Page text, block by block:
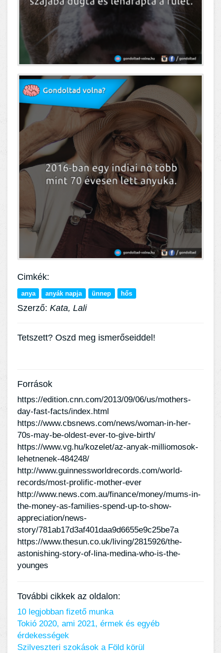
Cimkék:
anya anyák napja ünnep hős
Szerző: Kata, Lali
Tetszett? Oszd meg ismerőseiddel!
Források
https://edition.cnn.com/2013/09/06/us/mothers-
day-fast-facts/index.html
https://www.cbsnews.com/news/woman-in-her-
70s-may-be-oldest-ever-to-give-birth/
https://www.vg.hu/kozelet/az-anyak-milliomosok-
lehetnenek-484248/
http://www.guinnessworldrecords.com/world-
records/most-prolific-mother-ever
http://www.news.com.au/finance/money/mums-in-
the-money-as-families-spend-up-to-show-
appreciation/news-
story/781ab17d3af401daa9d6655e9c25be7a
https://www.thesun.co.uk/living/2815926/the-
astonishing-story-of-lina-medina-who-is-the-
younges
További cikkek az oldalon:
10 legjobban fizető munka
Tokió 2020, ami 2021, érmek és egyéb
érdekességek
Szilveszteri szokások a Föld körül